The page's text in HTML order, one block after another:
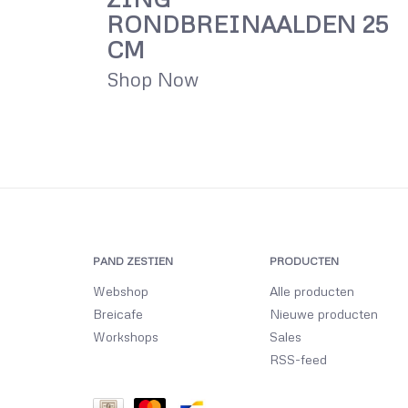
RONDBREINAALDEN 25
CM
Shop Now
PAND ZESTIEN
Webshop
Breicafe
Workshops
PRODUCTEN
Alle producten
Nieuwe producten
Sales
RSS-feed